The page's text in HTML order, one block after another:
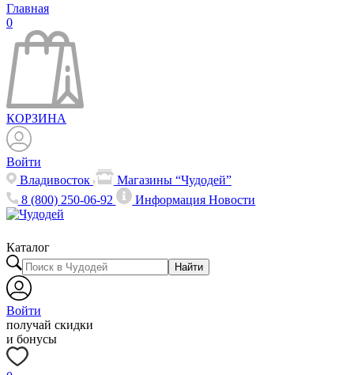
Главная
0
КОРЗИНА
Войти
Владивосток
Магазины “Чудодей”
8 (800) 250-06-92
ИнформацияНовости
Каталог
Найти
Войти
получай скидки
и бонусы